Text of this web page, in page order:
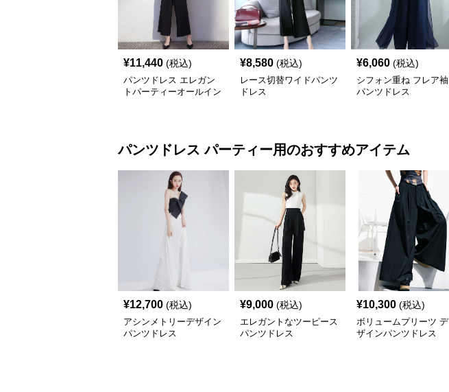
¥11,440 (税込)
パンツドレス エレガン
トパーティーオールイン
¥8,580 (税込)
レース切替ワイドパンツ
ドレス
¥6,060 (税込)
シフォン重ね フレア袖
パンツドレス
パンツドレス パーティー用のおすすめアイテム
¥12,700 (税込)
アシンメトリーデザイン
パンツドレス
¥9,000 (税込)
エレガントなツーピース
パンツドレス
¥10,300 (税込)
ボリュームプリーツ デ
ザインパンツドレス